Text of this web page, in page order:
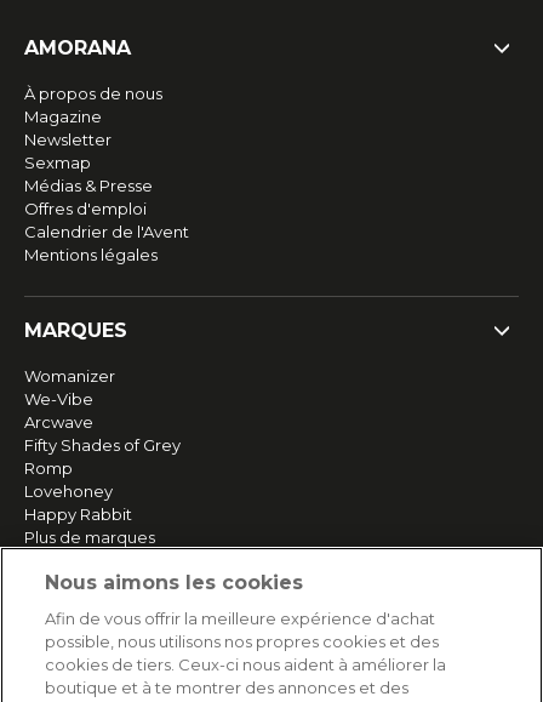
AMORANA
À propos de nous
Magazine
Newsletter
Sexmap
Médias & Presse
Offres d'emploi
Calendrier de l'Avent
Mentions légales
MARQUES
Womanizer
We-Vibe
Arcwave
Fifty Shades of Grey
Romp
Lovehoney
Happy Rabbit
Plus de marques
SERVICE
Livraison rapide et gratuite
Retours & remboursements
Nous aimons les cookies
Afin de vous offrir la meilleure expérience d'achat
possible, nous utilisons nos propres cookies et des
cookies de tiers. Ceux-ci nous aident à améliorer la
boutique et à te montrer des annonces et des